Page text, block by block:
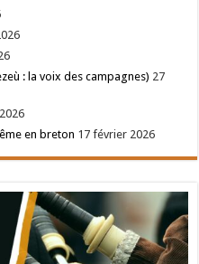
: la voix des campagnes) 27
en breton 17 février 2026